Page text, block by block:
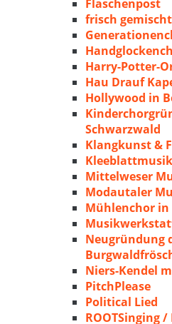
Flaschenpost
frisch
Harry-Potter-
Hau Drauf
Hollywood in
Schwarzwald
Klangkunst &
Mittelweser
Modautaler
Mühlenchor in
Neugründung
Niers-Kendel
PitchPlease
Political Lied
ROOTSinging /